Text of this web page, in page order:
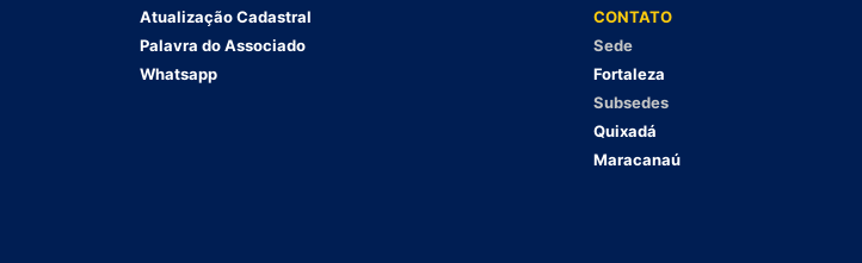
Atualização Cadastral
Palavra do Associado
Whatsapp
CONTATO
Sede
Fortaleza
Subsedes
Quixadá
Maracanaú